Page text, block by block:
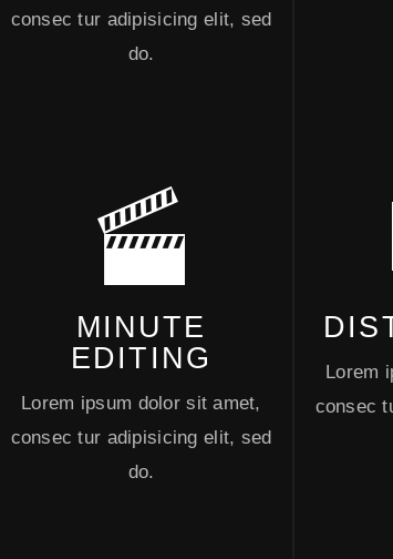
consec tur adipisicing elit, sed
do.
MINUTE
EDITING
Lorem ipsum dolor sit amet,
consec tur adipisicing elit, sed
do.
Lorem
consec